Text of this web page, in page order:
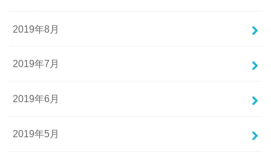
2019年8月
2019年7月
2019年6月
2019年5月